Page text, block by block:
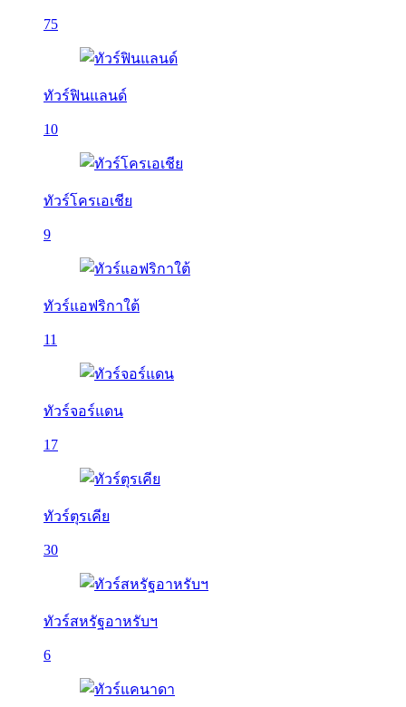
75
ทัวร์ฟินแลนด์
10
ทัวร์โครเอเชีย
9
ทัวร์แอฟริกาใต้
11
ทัวร์จอร์แดน
17
ทัวร์ตุรเคีย
30
ทัวร์สหรัฐอาหรับฯ
6